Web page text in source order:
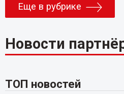
Еще в рубрике
Новости
ТОП новостей